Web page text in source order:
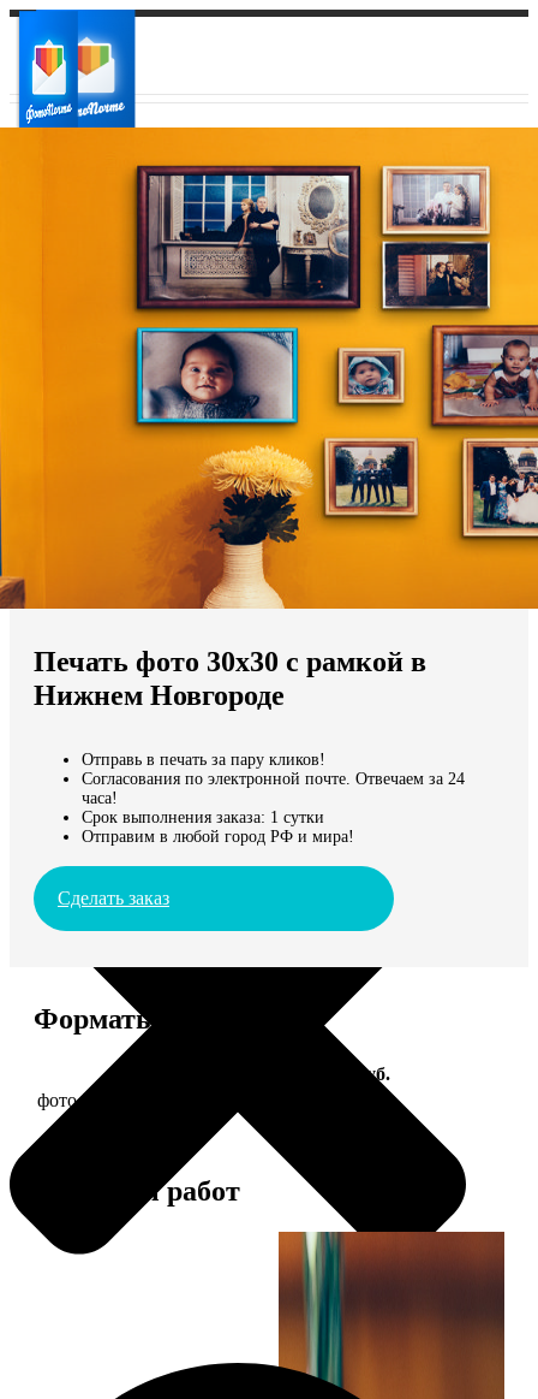
Ваш регион доставки
Выберите из списка:
Мы доставляем по всему миру
Продолжить без города
Печать фото 30х30 с рамкой в
Нижнем Новгороде
Отправь в печать за пару кликов!
Согласования по электронной почте. Отвечаем за 24
часа!
Срок выполнения заказа: 1 сутки
Отправим в любой город РФ и мира!
Сделать заказ
Форматы и цены
Цена, руб.
фото 30х30 в деревянной рамке
Примеры работ